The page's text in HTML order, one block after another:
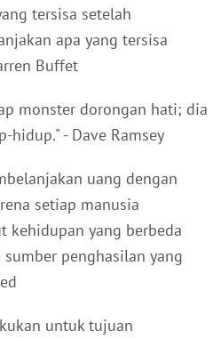
tersisa setelah
apa yang tersisa
Buffet
monster dorongan hati; dia
hidup." - Dave Ramsey
uang dengan
setiap manusia
kehidupan yang berbeda
penghasilan yang
untuk tujuan